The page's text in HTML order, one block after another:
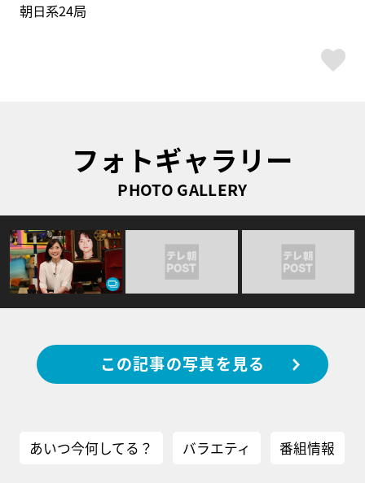
朝日系24局
フォトギャラリー
PHOTO GALLERY
この記事の写真を見る
あいつ今何してる？ バラエティ 番組情報